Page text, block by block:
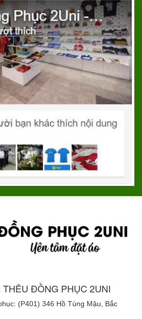
THÊU ĐỒNG PHỤC 2UNI
(P401) 346 Hồ Tùng Mậu, Bắc